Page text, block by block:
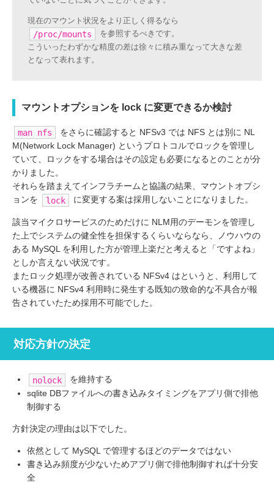
現在のマウント状況をより正しく得るなら
/proc/mounts
を参照するべきです。
こういったわずかな精度の差は徐々に積み重なって大きな差
となって表れます。
マウントオプションを lock に変更できるか検討
man nfs
をさらに確認すると NFSv3 では NFS とは別に NL
M(Network Lock Manager) というプロトコルでロックを管理し
ていて、ロックをする場合はその設定も必要になるとのことが分
かりました。
それらを踏まえてインフラチームと協議の結果、マウントオプシ
ョンを
lock に変更する案は採用しないことになりました。
該当マイクロサービスのためだけに NLM用のデーモンを管理し
た上でシステムの健全性を担保するくらいならなら、ノウハウの
ある MySQL を利用した方が管理上楽だと考えると「ですよね」
としか言えない状況です。
またロック処理が改善されている NFSv4 はというと、利用して
いる機器に NFSv4 利用時に発生する既知の致命的な不具合が報
告されていたため採用不可能でした。
対応方針の決定
nolock
を維持する
sqlite DBファイルへの書き込みタイミングをアプリ側で排他
制御する
方針決定の理由は以下でした。
依然として MySQL で管理するほどのデータではない
書き込み頻度が少ないためアプリ側で排他制御すれば十分安
全